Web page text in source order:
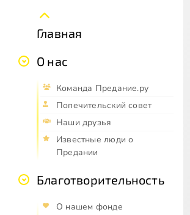
Главная
О нас
Команда Предание.ру
Попечительский совет
Наши друзья
Известные люди о
Предании
Благотворительность
О нашем фонде